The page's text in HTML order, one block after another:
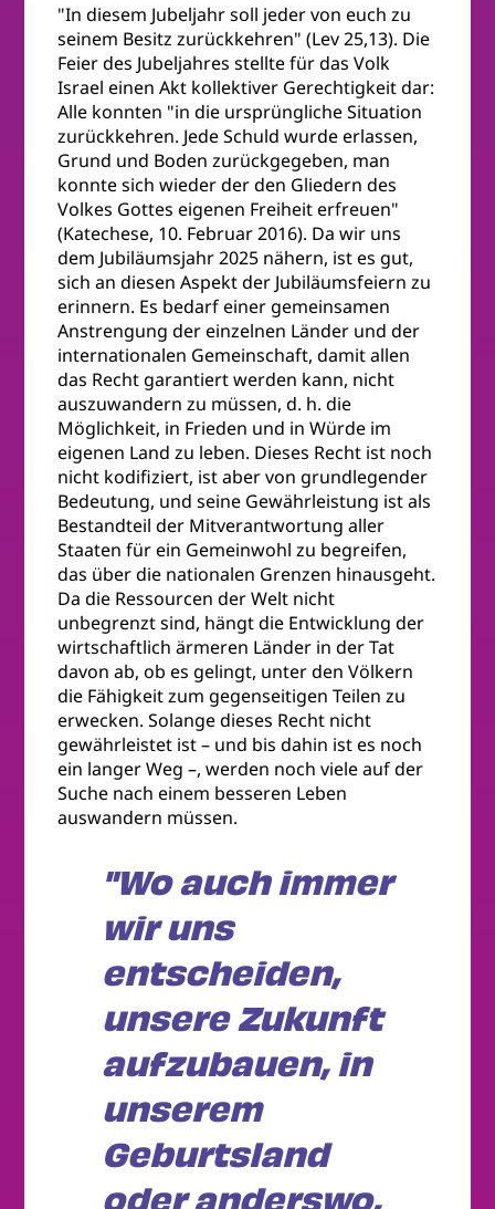
"In diesem Jubeljahr soll jeder von euch zu
seinem Besitz zurückkehren" (Lev 25,13). Die
Feier des Jubeljahres stellte für das Volk
Israel einen Akt kollektiver Gerechtigkeit dar:
Alle konnten "in die ursprüngliche Situation
zurückkehren. Jede Schuld wurde erlassen,
Grund und Boden zurückgegeben, man
konnte sich wieder der den Gliedern des
Volkes Gottes eigenen Freiheit erfreuen"
(Katechese, 10. Februar 2016). Da wir uns
dem Jubiläumsjahr 2025 nähern, ist es gut,
sich an diesen Aspekt der Jubiläumsfeiern zu
erinnern. Es bedarf einer gemeinsamen
Anstrengung der einzelnen Länder und der
internationalen Gemeinschaft, damit allen
das Recht garantiert werden kann, nicht
auszuwandern zu müssen, d. h. die
Möglichkeit, in Frieden und in Würde im
eigenen Land zu leben. Dieses Recht ist noch
nicht kodifiziert, ist aber von grundlegender
Bedeutung, und seine Gewährleistung ist als
Bestandteil der Mitverantwortung aller
Staaten für ein Gemeinwohl zu begreifen,
das über die nationalen Grenzen hinausgeht.
Da die Ressourcen der Welt nicht
unbegrenzt sind, hängt die Entwicklung der
wirtschaftlich ärmeren Länder in der Tat
davon ab, ob es gelingt, unter den Völkern
die Fähigkeit zum gegenseitigen Teilen zu
erwecken. Solange dieses Recht nicht
gewährleistet ist – und bis dahin ist es noch
ein langer Weg –, werden noch viele auf der
Suche nach einem besseren Leben
auswandern müssen.
"Wo auch immer
wir uns
entscheiden,
unsere Zukunft
aufzubauen, in
unserem
Geburtsland